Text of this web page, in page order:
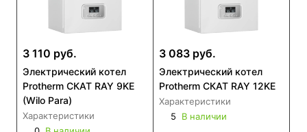
3 110 руб.
Электрический котел
Protherm СКАТ RAY 9KE
(Wilo Para)
Характеристики
3 083 руб.
Электрический котел
Protherm СКАТ RAY 12KE
Характеристики
5
В наличии